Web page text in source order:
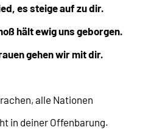
es steige auf zu dir.
hält ewig uns geborgen.
gehen wir mit dir.
alle Nationen
in deiner Offenbarung.